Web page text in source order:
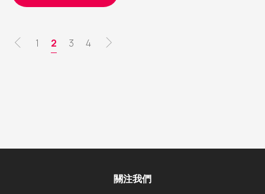
Pagination
頁
1
目
前
2
頁
3
頁
4
關注我們